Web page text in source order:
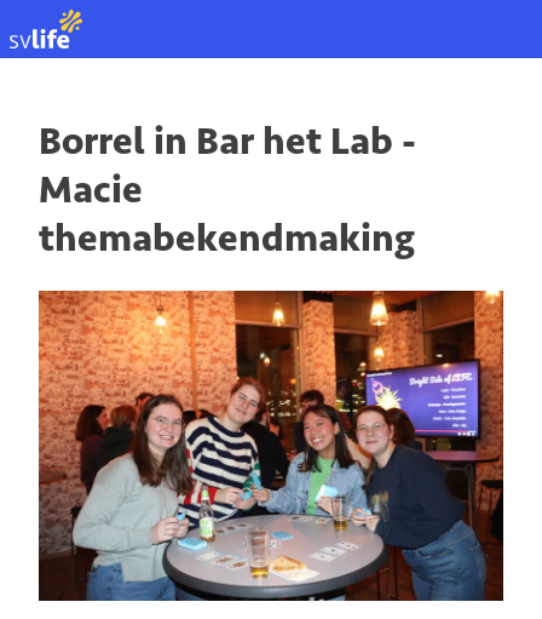
Borrel in Bar het Lab -
Macie
themabekendmaking